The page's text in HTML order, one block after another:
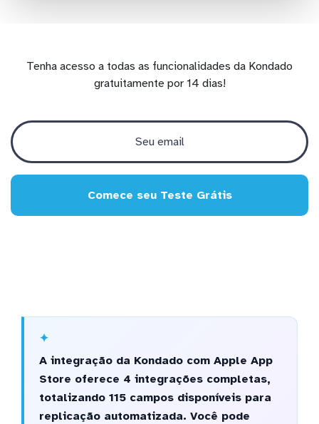
Tenha acesso a todas as funcionalidades da Kondado
gratuitamente por 14 dias!
Comece seu Teste Grátis
A integração da Kondado com Apple App
Store oferece 4 integrações completas,
totalizando 115 campos disponíveis para
replicação automatizada. Você pode